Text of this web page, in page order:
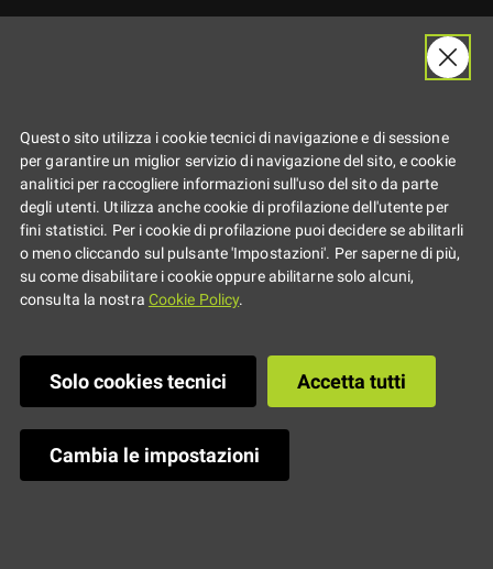
progetto di
collaborazione
cittadina proposto
da Visionary
Hackathon, dibattiti e proposte
Questo sito utilizza i cookie tecnici di navigazione e di sessione
per garantire un miglior servizio di navigazione del sito, e cookie
analitici per raccogliere informazioni sull'uso del sito da parte
degli utenti. Utilizza anche cookie di profilazione dell'utente per
fini statistici. Per i cookie di profilazione puoi decidere se abilitarli
o meno cliccando sul pulsante 'Impostazioni'. Per saperne di più,
su come disabilitare i cookie oppure abilitarne solo alcuni,
consulta la nostra Cookie Policy.
Solo cookies tecnici Accetta tutti
Cambia le impostazioni